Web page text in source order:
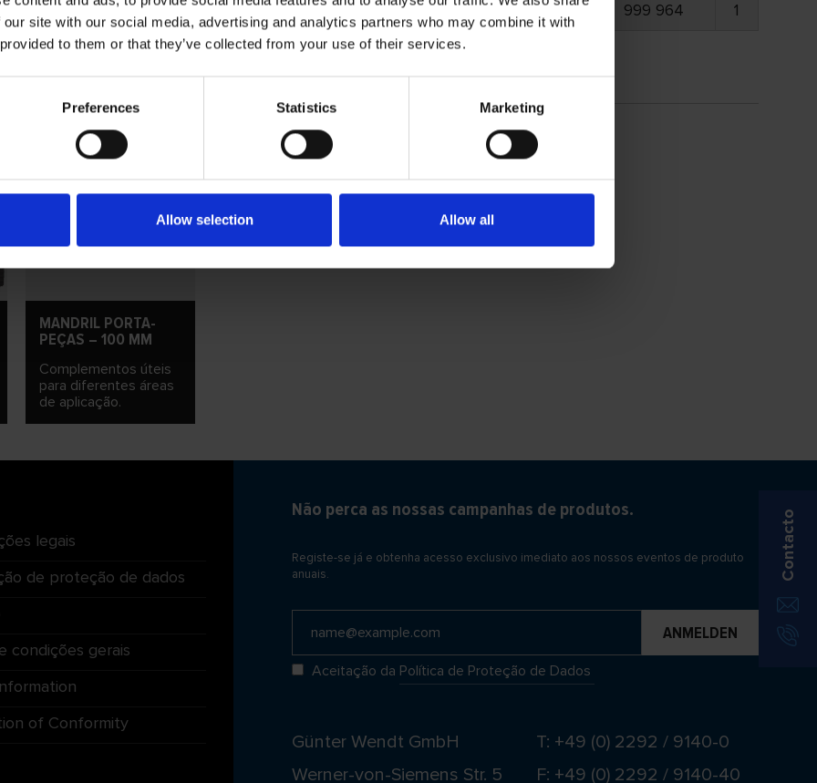
site with our social media, advertising and analytics partners who may combine it with
to them or that they’ve collected from your use of their services.
Preferences Statistics Marketing
Allow selection Allow all
WENDT BFS650
6 & 12 mm 650 mm 999 964 1
MANDRIL PORTA-
PEÇAS – 100 MM
Complementos úteis
para diferentes áreas
de aplicação.
legais
de proteção de dados
condições gerais
of Conformity
Não perca as nossas campanhas de produtos.
Registe-se já e obtenha acesso exclusivo imediato aos nossos eventos de produto
anuais.
Aceitação da Política de Proteção de Dados
Günter Wendt GmbH
Werner-von-Siemens Str. 5
T: +49 (0) 2292 / 9140-0
F: +49 (0) 2292 / 9140-40
Contacto